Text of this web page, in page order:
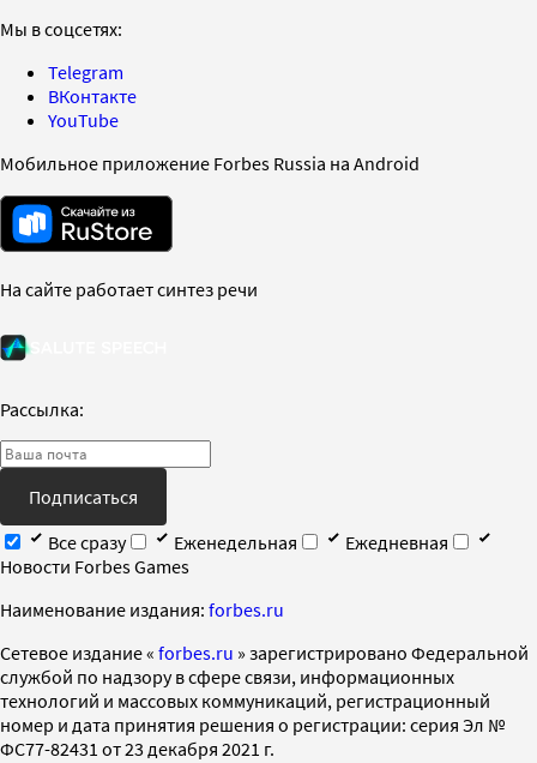
Мы в соцсетях:
Telegram
ВКонтакте
YouTube
Мобильное приложение Forbes Russia на Android
На сайте работает синтез речи
Рассылка:
Подписаться
Все сразу
Еженедельная
Ежедневная
Новости Forbes Games
Наименование издания: forbes.ru
Cетевое издание « forbes.ru » зарегистрировано Федеральной
службой по надзору в сфере связи, информационных
технологий и массовых коммуникаций, регистрационный
номер и дата принятия решения о регистрации: серия Эл №
ФС77-82431 от 23 декабря 2021 г.